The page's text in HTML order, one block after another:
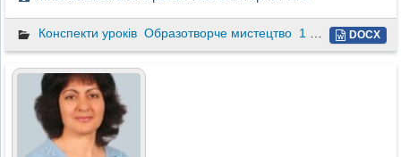
Конспекти уроків Образотворче мистецтво 1 клас DOCX